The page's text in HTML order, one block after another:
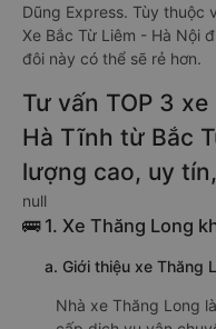
Dũng Express. Tùy thuộc
Xe Bắc Từ Liêm - Hà Nội
đôi này có thể sẽ rẻ hơn.
Tư vấn TOP 3
Hà Tĩnh từ Bắc
lượng cao, uy
null
🚌 1. Xe Thăng Long
a. Giới thiệu xe Thăng
Nhà xe Thăng Long